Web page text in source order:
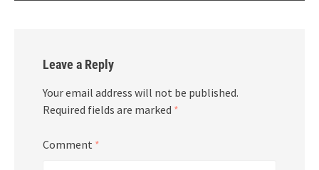
Leave a Reply
Your email address will not be published.
Required fields are marked *
Comment *